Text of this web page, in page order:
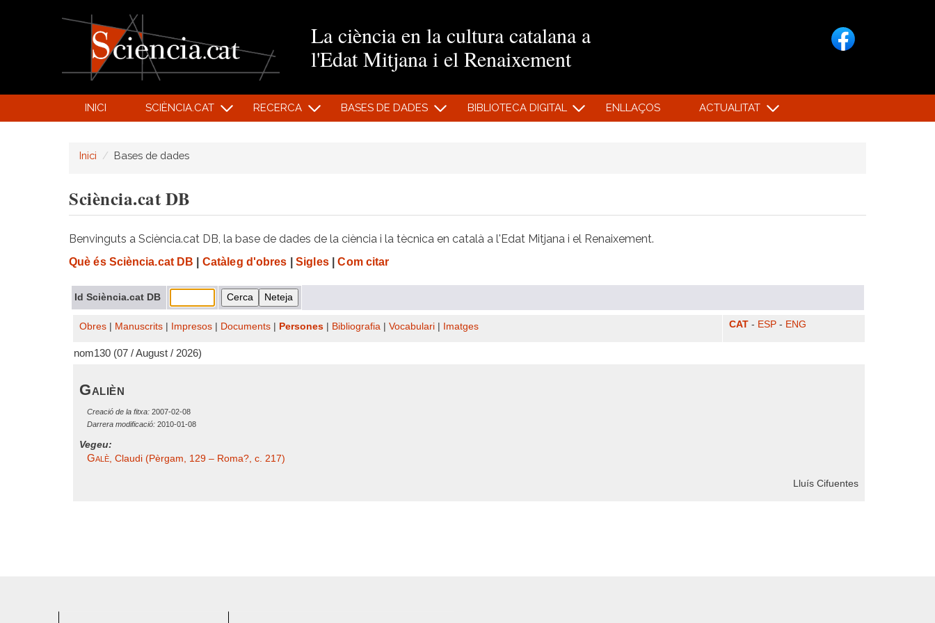
La ciència en la cultura catalana a
l'Edat Mitjana i el Renaixement
INICI SCIÈNCIA.CAT RECERCA BASES DE DADES BIBLIOTECA DIGITAL ENLLAÇOS ACTUALITAT
Inici Bases de dades
Sciència.cat DB
Benvinguts a Sciència.cat DB, la base de dades de la ciència i la tècnica en català a l'Edat Mitjana i el Renaixement.
Què és Sciència.cat DB Catàleg d'obres Sigles| Com citar
Id Sciència.cat DB
Obres Manuscrits Impresos Documents Persones Bibliografia Vocabulari Imatges CAT - ESP - ENG
nom130 (07 / August / 2026)
Galièn
Creació de la fitxa: 2007-02-08
Darrera modificació: 2010-01-08
Vegeu:
Galè, Claudi (Pèrgam, 129 – Roma?, c. 217)
Lluís Cifuentes